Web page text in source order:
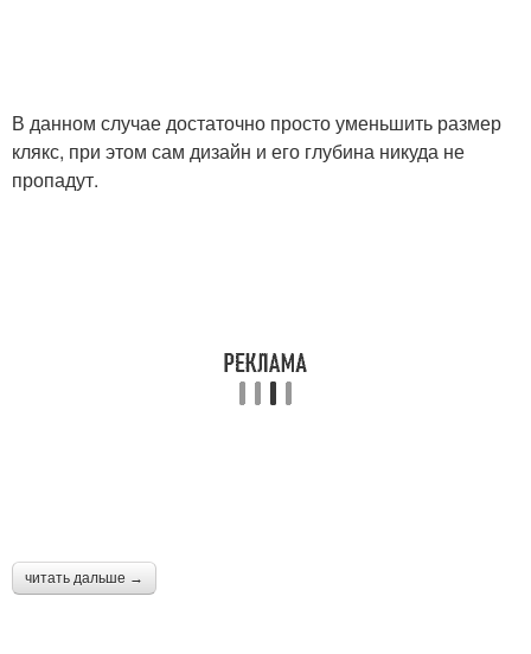
В данном случае достаточно просто уменьшить размер
клякс, при этом сам дизайн и его глубина никуда не
пропадут.
читать дальше →